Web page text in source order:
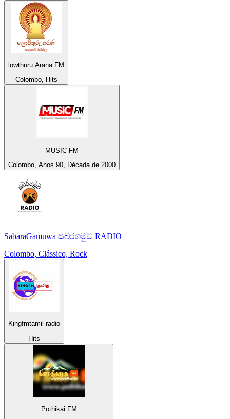
lowthuru Arana FM
Colombo, Hits
MUSIC FM
Colombo, Anos 90, Década de 2000
SabaraGamuwa සබරගමුව RADIO
Colombo, Clássico, Rock
Kingfmtamil radio
Hits
Pothikai FM